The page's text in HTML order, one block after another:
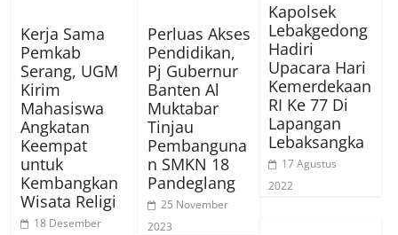
Kerja Sama
Pemkab
Serang, UGM
Kirim
Mahasiswa
Angkatan
Keempat
untuk
Kembangkan
Wisata Religi
18 Desember
Perluas Akses
Pendidikan,
Pj Gubernur
Banten Al
Muktabar
Tinjau
Pembanguna
n SMKN 18
Pandeglang
25 November
2023
Kapolsek
Lebakgedong
Hadiri
Upacara Hari
Kemerdekaan
RI Ke 77 Di
Lapangan
Lebaksangka
17 Agustus
2022